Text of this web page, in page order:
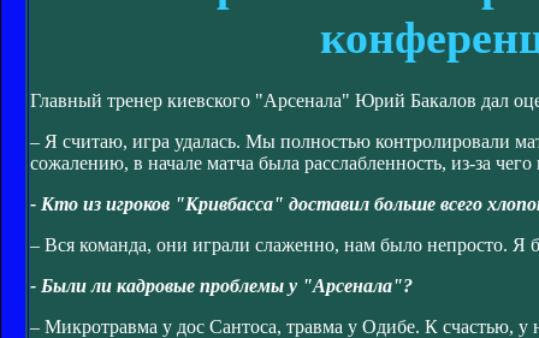
Главный тренер киевского "Арсенала" Юрий Бакалов дал
– Я считаю, игра удалась. Мы полностью контролировали
сожалению, в начале матча была расслабленность, из-за
- Кто из игроков "Кривбасса" доставил больше всего
– Вся команда, они играли слаженно, нам было непросто. Я
- Были ли кадровые проблемы у "Арсенала"?
– Микротравма у дос Сантоса, травма у Одибе. К счастью,